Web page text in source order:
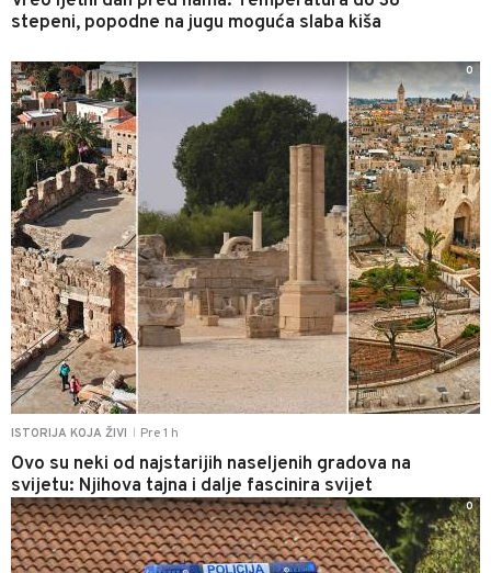
stepeni, popodne na jugu moguća slaba kiša
ISTORIJA KOJA ŽIVI Pre 1 h
Ovo su neki od najstarijih naseljenih gradova na
svijetu: Njihova tajna i dalje fascinira svijet
0
0